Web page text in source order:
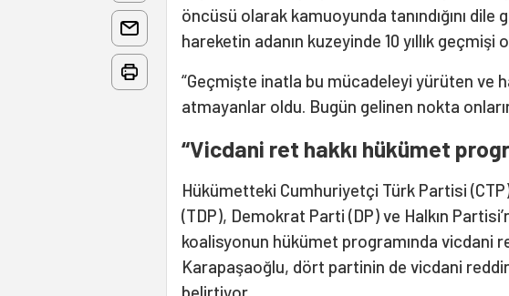
öncüsü olarak kamuoyunda tanındığını
hareketin adanın kuzeyinde 10 yıllık
“Geçmişte inatla bu mücadeleyi yürüten ve
atmayanlar oldu. Bugün gelinen nokta
“Vicdani ret hakkı hükümet
Hükümetteki Cumhuriyetçi Türk Partisi
(TDP), Demokrat Parti (DP) ve Halkın
koalisyonun hükümet programında vicdani
Karapaşaoğlu, dört partinin de vicdani